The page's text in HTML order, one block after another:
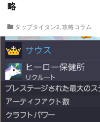
略
タップタイタン2, 攻略コラム